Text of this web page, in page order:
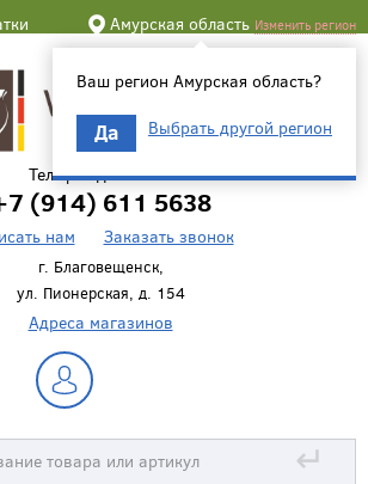
Амурская область Изменить регион
Ваш регион Амурская область?
Да Выбрать другой регион
Телефон для связи
(914) 611 5638
нам Заказать звонок
г. Благовещенск,
ул. Пионерская, д. 154
Адреса магазинов
↵